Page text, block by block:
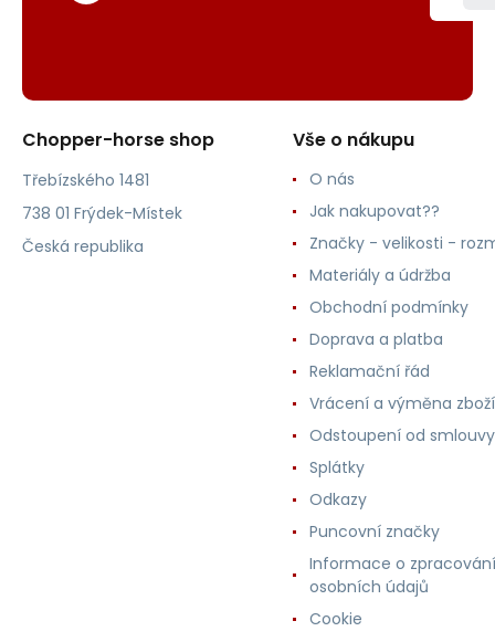
Chopper-horse shop
Třebízského 1481
738 01 Frýdek-Místek
Česká republika
Vše o nákupu
O nás
Jak nakupovat??
Značky - velikosti -
Materiály a údržba
Obchodní podmínky
Doprava a platba
Reklamační řád
Vrácení a výměna zboží
Odstoupení od smlouvy
Splátky
Odkazy
Puncovní značky
Informace o zpracování
osobních údajů
Cookie